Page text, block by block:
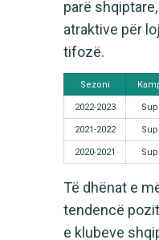
parë
atraktive për
tifozë.
Sezoni
2022-2023
2021-2022
2020-2021
Të dhënat e
tendencë
e klubeve